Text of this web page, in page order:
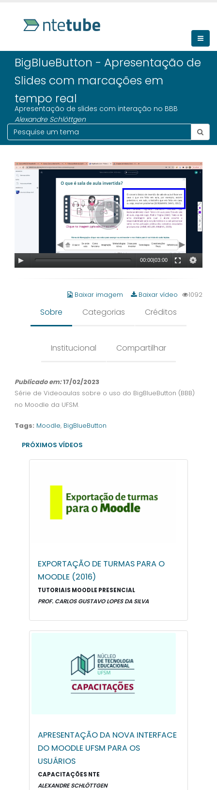
BigBlueButton - Apresentação de
Slides com marcações em
tempo real
Apresentação de slides com interação no BBB
Alexandre Schlöttgen
00:00|03:00
Baixar imagem Baixar vídeo 1092
Sobre Categorias Créditos
Institucional Compartilhar
Publicado em:17/02/2023
Série de Videoaulas sobre o uso do BigBlueButton (BBB)
no Moodle da UFSM.
Tags: Moodle, BigBlueButton
PRÓXIMOS VÍDEOS
EXPORTAÇÃO DE TURMAS PARA O
MOODLE (2016)
TUTORIAIS MOODLE PRESENCIAL
PROF. CARLOS GUSTAVO LOPES DA SILVA
APRESENTAÇÃO DA NOVA INTERFACE
DO MOODLE UFSM PARA OS
USUÁRIOS
CAPACITAÇÕES NTE
ALEXANDRE SCHLÖTTGEN